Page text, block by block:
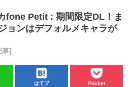
fone Petit : 期間限定DL！ま
ョンはデフォルメキャラが
事]
はてブ Pocket